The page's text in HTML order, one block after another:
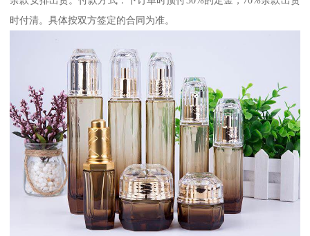
时付清。具体按双方签定的合同为准。